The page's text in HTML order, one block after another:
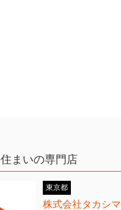
まいの専門店
東京都
株式会社タカシマ